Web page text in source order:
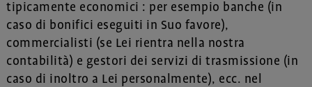
tipicamente economici : per esempio banche (in
caso di bonifici eseguiti in Suo favore),
commercialisti (se Lei rientra nella nostra
contabilità) e gestori dei servizi di trasmissione (in
caso di inoltro a Lei personalmente), ecc. nel